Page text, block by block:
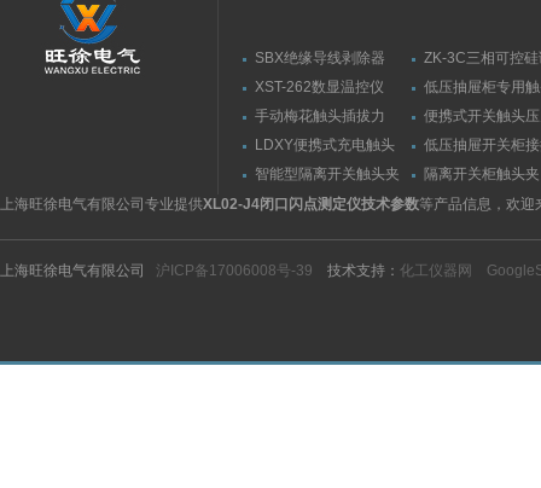
SBX绝缘导线剥除器
ZK-3C三相可控
触发器
XST-262数显温控仪
低压抽屉柜专用
力测量仪套装
手动梅花触头插拔力
（推拉力）测量仪
便携式开关触头
（夹紧力）测量仪
LDXY便携式充电触头
（指）夹紧力测量仪
低压抽屉开关柜
触头（夹紧力）
智能型隔离开关触头夹
紧力测试仪
隔离开关柜触头
测试仪/精度传感
上海旺徐电气有限公司专业提供XL02-J4闭口闪点测定仪技术参数等产品信息，欢迎
上海旺徐电气有限公司 沪ICP备17006008号-39 技术支持： 化工仪器网